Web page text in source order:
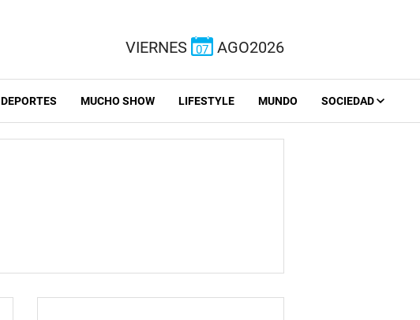
VIERNES 07 AGO2026
DEPORTES MUCHO SHOW LIFESTYLE MUNDO SOCIEDAD